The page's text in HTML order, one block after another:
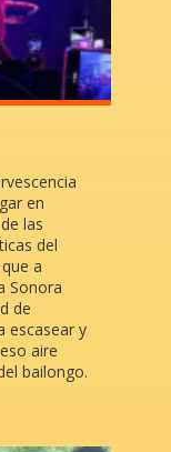
en
las
del
a
Sonora
de
escasear y
aire
bailongo.